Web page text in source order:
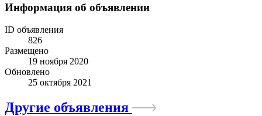
Информация об объявлении
ID объявления
826
Размещено
19 ноября 2020
Обновлено
25 октября 2021
Другие объявления